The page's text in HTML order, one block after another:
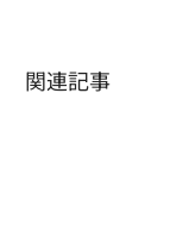
関連記事